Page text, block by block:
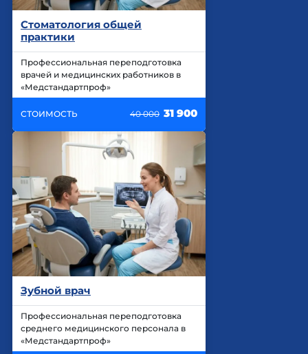
Стоматология общей
практики
Профессиональная переподготовка
врачей и медицинских работников в
«Медстандартпроф»
СТОИМОСТЬ 40 000 31 900
Зубной врач
Профессиональная переподготовка
среднего медицинского персонала в
«Медстандартпроф»